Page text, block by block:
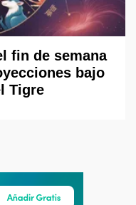
fin de semana
bajo
Tigre